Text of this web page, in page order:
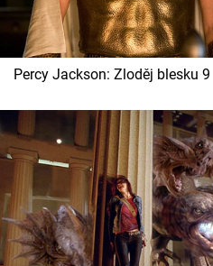
Percy Jackson: Zloděj blesku 9